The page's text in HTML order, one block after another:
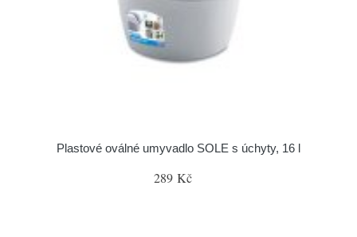
Plastové oválné umyvadlo SOLE s úchyty, 16 l
289 Kč